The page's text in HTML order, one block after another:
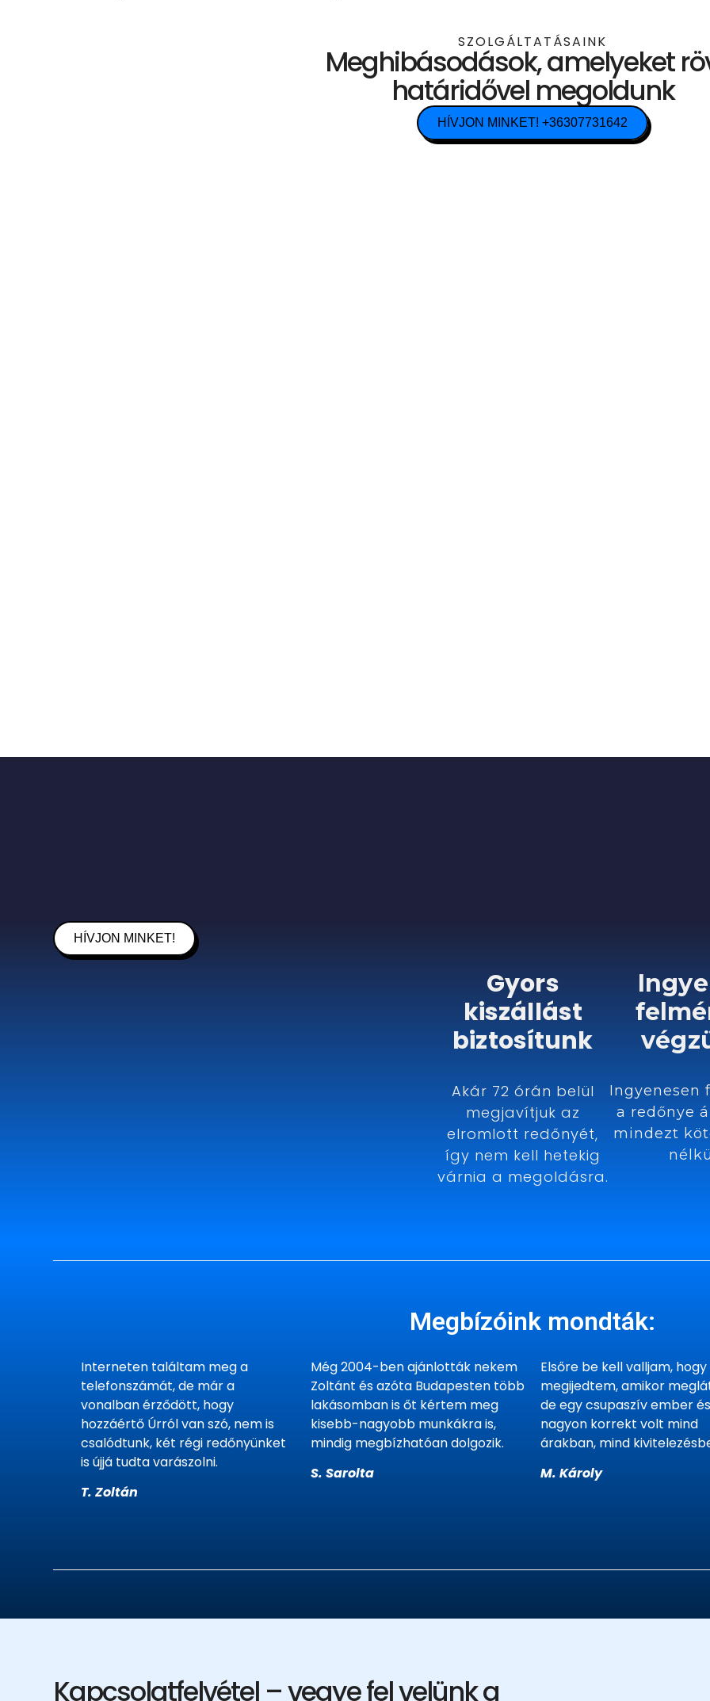
SZOLGÁLTATÁSAINK
Meghibásodások, amelyeket
határidővel megoldunk
HÍVJON MINKET! +36307731642
HÍVJON MINKET!
Gyors
kiszállást
biztosítunk
Akár 72 órán belül
megjavítjuk az
elromlott redőnyét,
így nem kell hetekig
várnia a megoldásra.
Ingyenesen
a redőnye
mindezt
Megbízóink mondták:
Interneten találtam meg a
telefonszámát, de már a
vonalban érződött, hogy
hozzáértő Úrról van szó, nem is
csalódtunk, két régi redőnyünket
is újjá tudta varászolni.
T. Zoltán
Még 2004-ben ajánlották nekem
Zoltánt és azóta Budapesten több
lakásomban is őt kértem meg
kisebb-nagyobb munkákra is,
mindig megbízhatóan dolgozik.
S. Sarolta
Elsőre be kell valljam, hogy
megijedtem, amikor
de egy csupaszív ember és
nagyon korrekt volt mind
árakban, mind
M. Károly
Kapcsolatfelvétel – vegye fel velünk a